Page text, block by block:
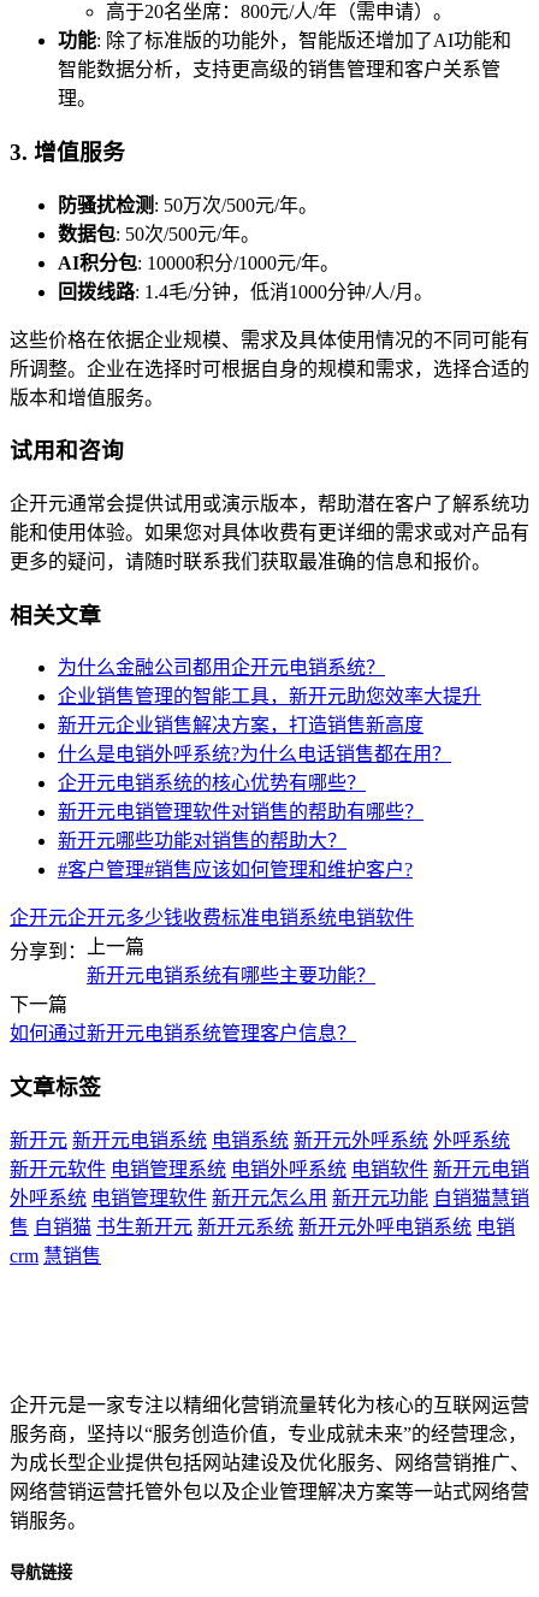
高于20名坐席：800元/人/年（需申请）。
功能: 除了标准版的功能外，智能版还增加了AI功能和
智能数据分析，支持更高级的销售管理和客户关系管
理。
3. 增值服务
防骚扰检测: 50万次/500元/年。
数据包: 50次/500元/年。
AI积分包: 10000积分/1000元/年。
回拨线路: 1.4毛/分钟，低消1000分钟/人/月。
这些价格在依据企业规模、需求及具体使用情况的不同可能有
所调整。企业在选择时可根据自身的规模和需求，选择合适的
版本和增值服务。
试用和咨询
企开元通常会提供试用或演示版本，帮助潜在客户了解系统功
能和使用体验。如果您对具体收费有更详细的需求或对产品有
更多的疑问，请随时联系我们获取最准确的信息和报价。
相关文章
为什么金融公司都用企开元电销系统？
企业销售管理的智能工具，新开元助您效率大提升
新开元企业销售解决方案，打造销售新高度
什么是电销外呼系统?为什么电话销售都在用？
企开元电销系统的核心优势有哪些？
新开元电销管理软件对销售的帮助有哪些？
新开元哪些功能对销售的帮助大？
#客户管理#销售应该如何管理和维护客户?
企开元企开元多少钱收费标准电销系统电销软件
分享到： 上一篇
新开元电销系统有哪些主要功能？
下一篇
如何通过新开元电销系统管理客户信息？
文章标签
新开元 新开元电销系统 电销系统 新开元外呼系统 外呼系统
新开元软件 电销管理系统 电销外呼系统 电销软件 新开元电销
外呼系统 电销管理软件 新开元怎么用 新开元功能 自销猫慧销
售 自销猫 书生新开元 新开元系统 新开元外呼电销系统 电销
crm 慧销售
企开元是一家专注以精细化营销流量转化为核心的互联网运营
服务商，坚持以“服务创造价值，专业成就未来”的经营理念，
为成长型企业提供包括网站建设及优化服务、网络营销推广、
网络营销运营托管外包以及企业管理解决方案等一站式网络营
销服务。
导航链接